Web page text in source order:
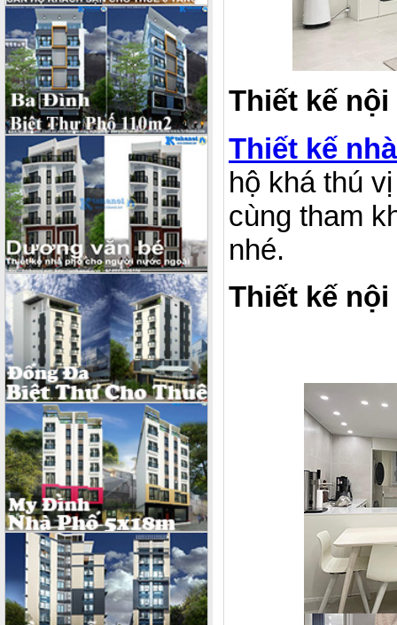
Thiết kế
Thiết kế nhà
hộ khá thú
cùng tham
nhé.
Thiết kế